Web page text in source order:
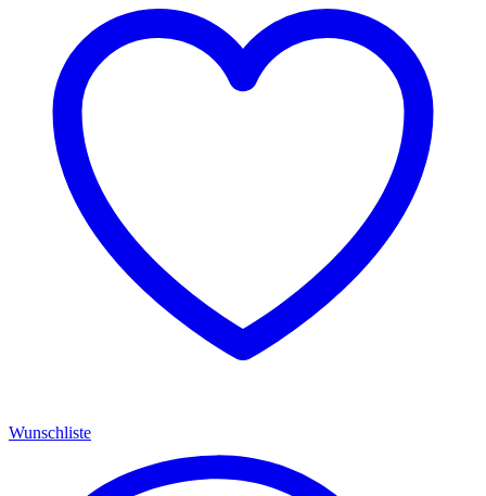
Wunschliste